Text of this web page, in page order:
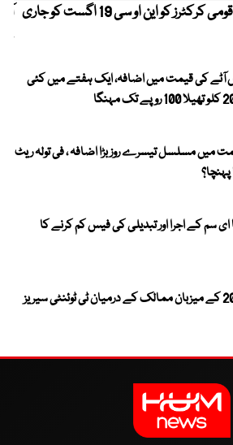
کیریبین پریمیئر لیگ ، قومی کرکٹرز کو این او سی 19 اگست کو جاری
آٹے کی قیمت میں اضافہ، ایک ہفتے میں کئی
میں مسلسل تیسرے روز بڑا اضافہ ، فی تولہ ریٹ
سم کے اجرا اور تبدیلی کی فیس کم کرنے کا
ورلڈ کپ 2027 کے میزبان ممالک کے درمیان ٹی ٹوئنٹی سیریز